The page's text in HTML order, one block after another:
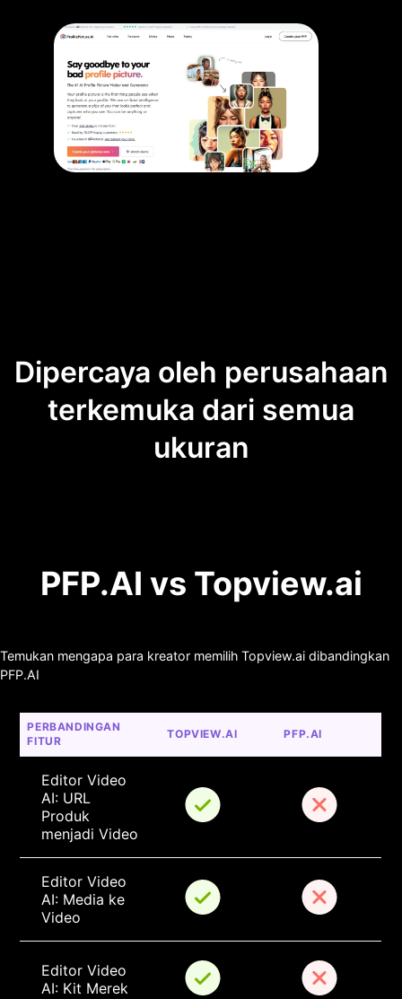
Dipercaya oleh perusahaan
terkemuka dari semua
ukuran
PFP.AI vs Topview.ai
Temukan mengapa para kreator memilih Topview.ai dibandingkan
PFP.AI
PERBANDINGAN
FITUR
TOPVIEW.AI PFP.AI
Editor Video
AI: URL
Produk
menjadi Video
Editor Video
AI: Media ke
Video
Editor Video
AI: Kit Merek